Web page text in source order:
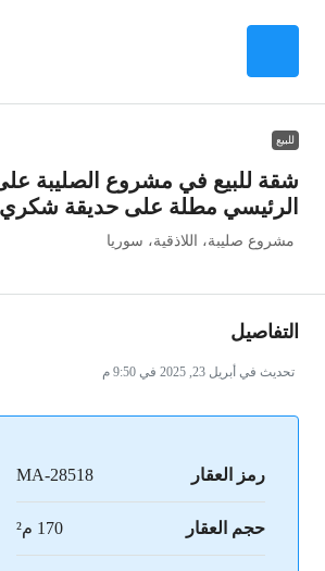
للبيع
شقة للبيع في مشروع الصليبة
الرئيسي مطلة على حديقة
مشروع صليبة، اللاذقية، سوريا
التفاصيل
تحديث في أبريل 23, 2025 في 9:50 م
رمز العقار MA-28518
حجم العقار 170 م²